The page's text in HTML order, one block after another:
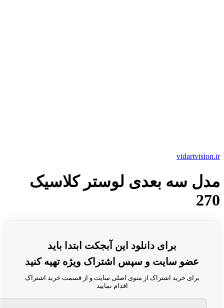
vidartvision.ir
مدل سه بعدی لوستر کلاسیک
270
برای دانلود این آبجکت ابتدا باید
عضو سایت و سپس اشتراک ویژه تهیه کنید
برای خرید اشتراک از منوی اصلی سایت و از قسمت خرید اشتراک
اقدام نمایید